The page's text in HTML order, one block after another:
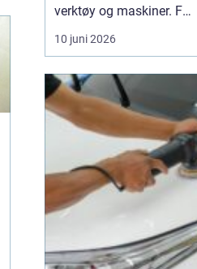
verktøy og maskiner. For
mange bedrifter er
verkstedet selve
gjør at produksjon,
anleggsdrift og transport
ikke stopper opp. Her k...
10 juni 2026